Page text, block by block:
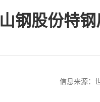
山钢股份特
信息来源：